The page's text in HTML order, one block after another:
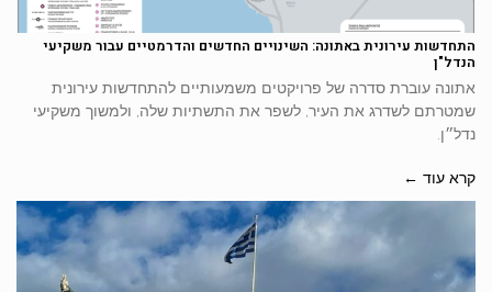
התחדשות עירונית באתונה: השינויים החדשים והדרמטיים עבור משקיעי
הנדל"ן
אתונה עוברת סדרה של פרויקטים משמעותיים להתחדשות עירונית
שמטרתם לשדרג את העיר, לשפר את התשתיות שלה, ולמשוך משקיעי
נדל״ן.
קרא עוד ←